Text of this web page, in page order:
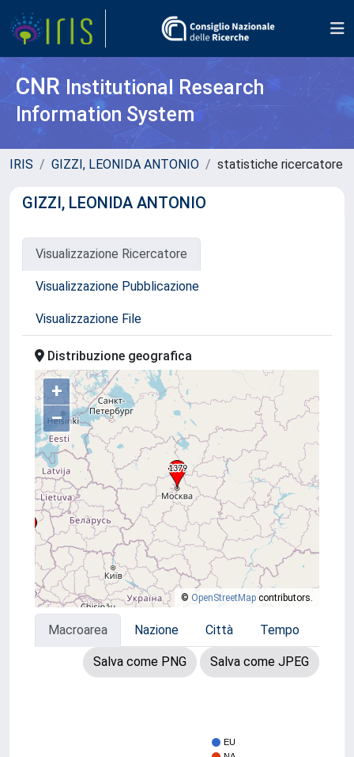
CNR Institutional Research
Information System
IRIS GIZZI, LEONIDA ANTONIO statistiche ricercatore
GIZZI, LEONIDA ANTONIO
Visualizzazione Ricercatore
Visualizzazione Pubblicazione
Visualizzazione File
Distribuzione geografica
+
–
© OpenStreetMap contributors.
Macroarea Nazione Città Tempo
Salva come PNG Salva come JPEG
EU